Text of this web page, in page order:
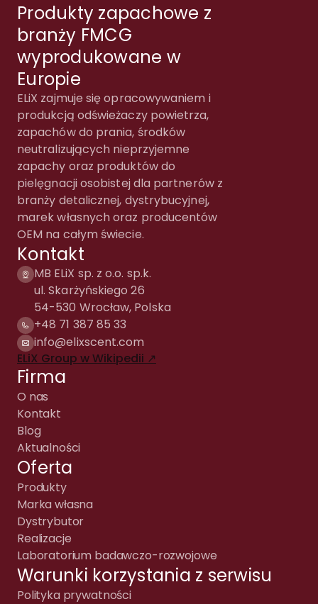
Produkty zapachowe z
branży FMCG
wyprodukowane w
Europie
ELiX zajmuje się opracowywaniem i
produkcją odświeżaczy powietrza,
zapachów do prania, środków
neutralizujących nieprzyjemne
zapachy oraz produktów do
pielęgnacji osobistej dla partnerów z
branży detalicznej, dystrybucyjnej,
marek własnych oraz producentów
OEM na całym świecie.
Kontakt
MB ELiX sp. z o.o. sp.k.
ul. Skarżyńskiego 26
54-530 Wrocław, Polska
+48 71 387 85 33
info@elixscent.com
ELiX Group w Wikipedii ↗
Firma
O nas
Kontakt
Blog
Aktualności
Oferta
Produkty
Marka własna
Dystrybutor
Realizacje
Laboratorium badawczo-rozwojowe
Warunki korzystania z serwisu
Polityka prywatności